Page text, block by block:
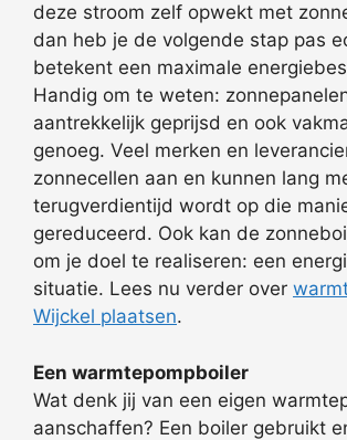
deze stroom zelf opwekt met
dan heb je de volgende stap pas
betekent een maximale
Handig om te weten:
aantrekkelijk geprijsd en ook
genoeg. Veel merken en
zonnecellen aan en kunnen lang
terugverdientijd wordt op die
gereduceerd. Ook kan de
om je doel te realiseren: een
situatie. Lees nu verder over
Wijckel plaatsen.
Een warmtepompboiler
Wat denk jij van een eigen
aanschaffen? Een boiler gebruikt